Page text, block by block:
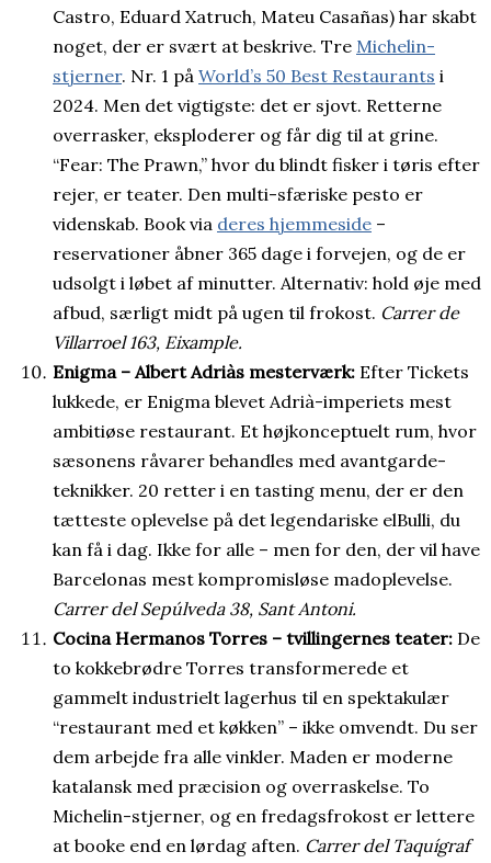
Castro, Eduard Xatruch, Mateu Casañas) har skabt
noget, der er svært at beskrive. Tre Michelin-
stjerner. Nr. 1 på World’s 50 Best Restaurants i
2024. Men det vigtigste: det er sjovt. Retterne
overrasker, eksploderer og får dig til at grine.
“Fear: The Prawn,” hvor du blindt fisker i tøris efter
rejer, er teater. Den multi-sfæriske pesto er
videnskab. Book via deres hjemmeside –
reservationer åbner 365 dage i forvejen, og de er
udsolgt i løbet af minutter. Alternativ: hold øje med
afbud, særligt midt på ugen til frokost. Carrer de
Villarroel 163, Eixample.
Enigma – Albert Adriàs mesterværk: Efter Tickets
lukkede, er Enigma blevet Adrià-imperiets mest
ambitiøse restaurant. Et højkonceptuelt rum, hvor
sæsonens råvarer behandles med avantgarde-
teknikker. 20 retter i en tasting menu, der er den
tætteste oplevelse på det legendariske elBulli, du
kan få i dag. Ikke for alle – men for den, der vil have
Barcelonas mest kompromisløse madoplevelse.
Carrer del Sepúlveda 38, Sant Antoni.
Cocina Hermanos Torres – tvillingernes teater: De
to kokkebrødre Torres transformerede et
gammelt industrielt lagerhus til en spektakulær
“restaurant med et køkken” – ikke omvendt. Du ser
dem arbejde fra alle vinkler. Maden er moderne
katalansk med præcision og overraskelse. To
Michelin-stjerner, og en fredagsfrokost er lettere
at booke end en lørdag aften. Carrer del Taquígraf